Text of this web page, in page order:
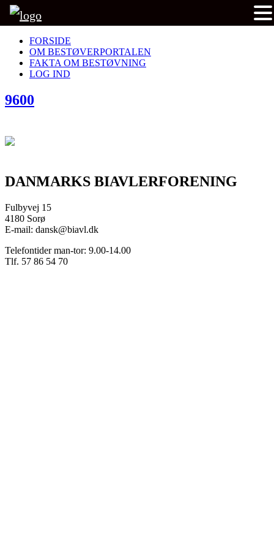
FORSIDE
OM BESTØVERPORTALEN
FAKTA OM BESTØVNING
LOG IND
9600
DANMARKS BIAVLERFORENING
Fulbyvej 15
4180 Sorø
E-mail: dansk@biavl.dk
Telefontider man-tor: 9.00-14.00
Tlf. 57 86 54 70